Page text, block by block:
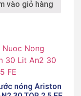
vào giỏ hàng
nóng Ariston